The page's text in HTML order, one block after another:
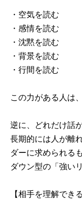
・空気を読む
・感情を読む
・沈黙を読む
・背景を読む
・行間を読む
この力がある人は
逆に、どれだけ話
長期的には人が離
ダーに求められる
ダウン型の「強い
【相手を理解でき